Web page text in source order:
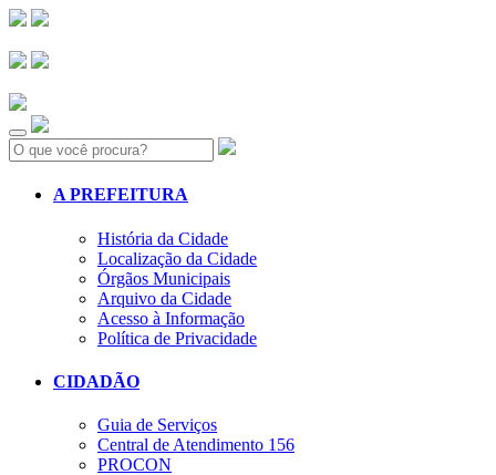
Search:
A PREFEITURA
História da Cidade
Localização da Cidade
Órgãos Municipais
Arquivo da Cidade
Acesso à Informação
Política de Privacidade
CIDADÃO
Guia de Serviços
Central de Atendimento 156
PROCON